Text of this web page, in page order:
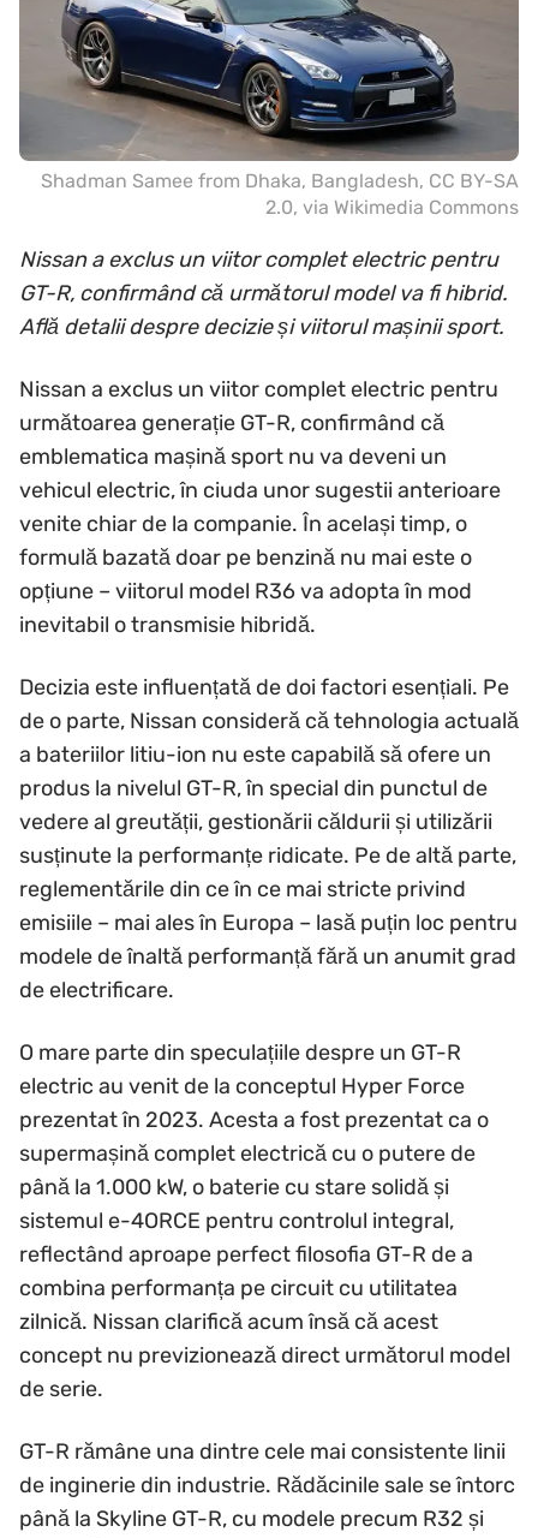
Shadman Samee from Dhaka, Bangladesh, CC BY-SA
2.0, via Wikimedia Commons
Nissan a exclus un viitor complet electric pentru
GT-R, confirmând că următorul model va fi hibrid.
Află detalii despre decizie și viitorul mașinii sport.
Nissan a exclus un viitor complet electric pentru
următoarea generație GT-R, confirmând că
emblematica mașină sport nu va deveni un
vehicul electric, în ciuda unor sugestii anterioare
venite chiar de la companie. În același timp, o
formulă bazată doar pe benzină nu mai este o
opțiune – viitorul model R36 va adopta în mod
inevitabil o transmisie hibridă.
Decizia este influențată de doi factori esențiali. Pe
de o parte, Nissan consideră că tehnologia actuală
a bateriilor litiu-ion nu este capabilă să ofere un
produs la nivelul GT-R, în special din punctul de
vedere al greutății, gestionării căldurii și utilizării
susținute la performanțe ridicate. Pe de altă parte,
reglementările din ce în ce mai stricte privind
emisiile – mai ales în Europa – lasă puțin loc pentru
modele de înaltă performanță fără un anumit grad
de electrificare.
O mare parte din speculațiile despre un GT-R
electric au venit de la conceptul Hyper Force
prezentat în 2023. Acesta a fost prezentat ca o
supermașină complet electrică cu o putere de
până la 1.000 kW, o baterie cu stare solidă și
sistemul e-4ORCE pentru controlul integral,
reflectând aproape perfect filosofia GT-R de a
combina performanța pe circuit cu utilitatea
zilnică. Nissan clarifică acum însă că acest
concept nu previzionează direct următorul model
de serie.
GT-R rămâne una dintre cele mai consistente linii
de inginerie din industrie. Rădăcinile sale se întorc
până la Skyline GT-R, cu modele precum R32 și